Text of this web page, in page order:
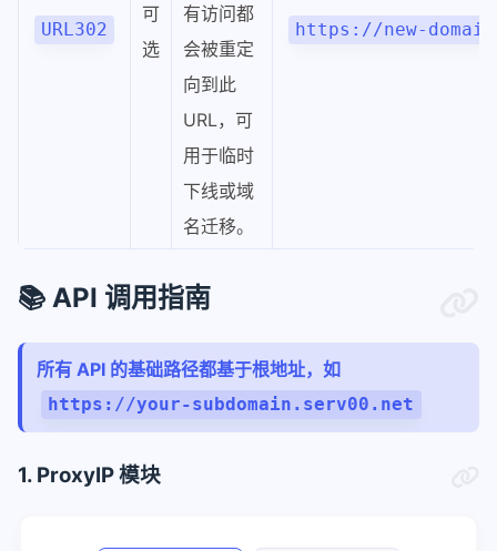
URL302
可
选
有访问都
会被重定
向到此
URL，可
用于临时
下线或域
名迁移。
https://new-
📚 API 调用指南
所有 API 的基础路径都基于根地址，如
https://your-subdomain.serv00.net
1. ProxyIP 模块